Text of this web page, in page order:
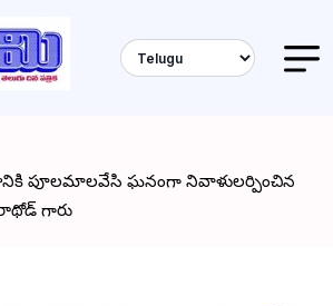
పూలమాలవేసి ఘనంగా నివాళులర్పించిన
గారు